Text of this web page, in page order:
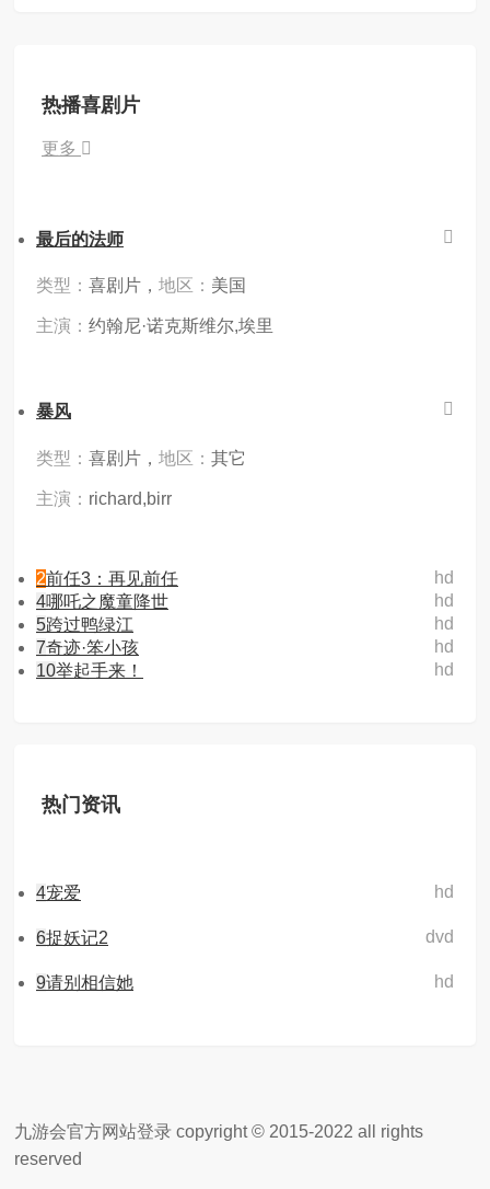
热播喜剧片
更多
最后的法师
类型： 喜剧片， 地区： 美国
主演： 约翰尼·诺克斯维尔,埃里
暴风
类型： 喜剧片， 地区： 其它
主演： richard,birr
hd
2前任3：再见前任
hd
4哪吒之魔童降世
hd
5跨过鸭绿江
hd
7奇迹·笨小孩
hd
10举起手来！
热门资讯
hd
4宠爱
dvd
6捉妖记2
hd
9请别相信她
九游会官方网站登录 copyright © 2015-2022 all rights
reserved